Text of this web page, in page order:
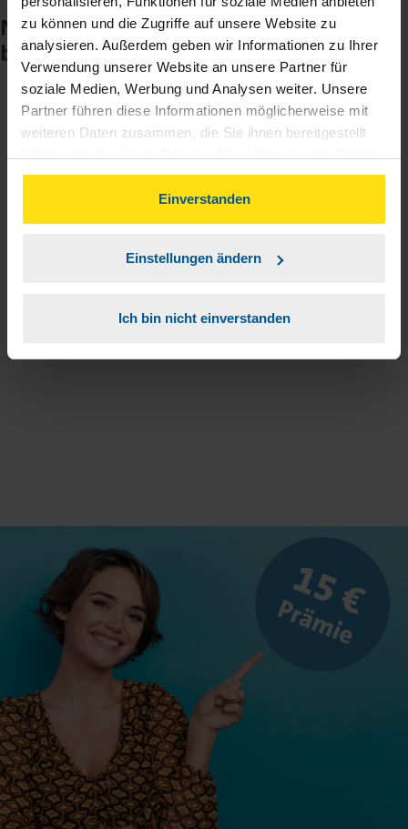
zu können und die Zugriffe auf unsere Website zu
analysieren. Außerdem geben wir Informationen zu Ihrer
Verwendung unserer Website an unsere Partner für
soziale Medien, Werbung und Analysen weiter. Unsere
Partner führen diese Informationen möglicherweise mit
weiteren Daten zusammen, die Sie ihnen bereitgestellt
gesammelt haben. Indem Sie auf Einverstanden klicken,
können Sie der Verwendung von Cookies, gemäß
unserer
Einverstanden
Einstellungen ändern
Ich bin nicht einverstanden
Noch keinen Zugang? So einfach
beantragen Sie ihn.
1
Sie teilen mir mit, dass Sie MeineVLH nutzen
wollen.
Sie bekommen eine E-Mail mit Ihren Zugangsdaten
Sie erhalten von mir Ihr Einmal-Passwort.
Aktivierungslink anklicken, Einmalpasswort